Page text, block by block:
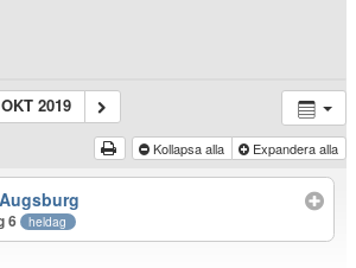
2019
Kollapsa alla Expandera alla
6 heldag